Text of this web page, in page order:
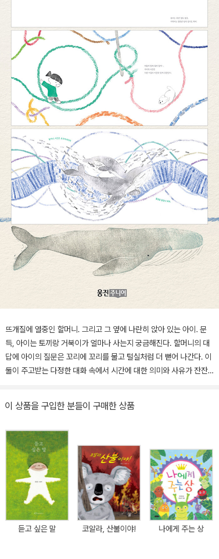
뜨개질에 열중인 할머니. 그리고 그 옆에 나란히 앉아 있는 아이. 문
득, 아이는 토끼랑 거북이가 얼마나 사는지 궁금해진다. 할머니의 대
답에 아이의 질문은 꼬리에 꼬리를 물고 털실처럼 더 뻗어 나간다. 이
둘이 주고받는 다정한 대화 속에서 시간에 대한 의미와 사유가 잔잔
에 잡히지 않는다. 1분 1초, 한시도 멈추지 않고 부지런히 흘러가는 시
마주할 수는 없지만, 시간은 언제나 우리와 함께다. 『물결을 닮았나
봐요』는 이러한 시간의 특성을 물결에 비유해 시간에 대해 다정하게
이야기하는 작품이다. 하루를 사는 하루살이의 시간, 10년을 사는 토
끼의 시간, 그리고 언제가 끝인지 알 수 없지만 유한한 인간의 시
간…… 이렇게 각기 다른 우리의 시간은 자신만의 속도와 모양으로 흘
러간다. 시간이라는 거대한 물결 속에서 우리의 물결을 어떤 모양일
까? 하루하루를 살아가며, 그 속에서 자신만의 그림을 그리며 살아가
는 우리의 시간이 아름답다. 자신만의 물결을 가지고 함께 흘러가는
이 상품을 구입한 분들이 구매한 상품
듣고 싶은 말 코알라, 산불이야! 나에게 주는 상